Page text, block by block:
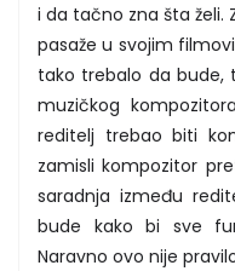
i da tačno zna šta želi.
pasaže u svojim
tako trebalo da bude,
muzičkog
reditelj trebao biti
zamisli kompozitor
saradnja između
bude kako bi sve
Naravno ovo nije